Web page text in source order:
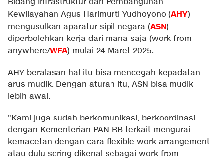
Bidang Infrastruktur dan Pembangunan
Kewilayahan Agus Harimurti Yudhoyono (AHY)
mengusulkan aparatur sipil negara (ASN)
diperbolehkan kerja dari mana saja (work from
anywhere/WFA) mulai 24 Maret 2025.
AHY beralasan hal itu bisa mencegah kepadatan
arus mudik. Dengan aturan itu, ASN bisa mudik
lebih awal.
"Kami juga sudah berkomunikasi, berkoordinasi
dengan Kementerian PAN-RB terkait mengurai
kemacetan dengan cara flexible work arrangement
atau dulu sering dikenal sebagai work from